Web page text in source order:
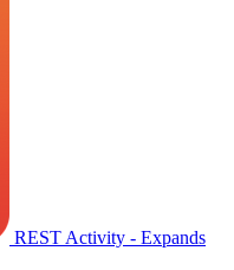
REST Activity - Expands